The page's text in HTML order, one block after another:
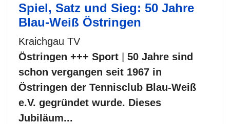
Spiel, Satz und Sieg: 50 Jahre
Blau-Weiß Östringen
Kraichgau TV
Östringen +++ Sport
50 Jahre sind
schon vergangen seit 1967 in
Östringen der Tennisclub Blau-Weiß
e.V. gegründet wurde. Dieses
Jubiläum...